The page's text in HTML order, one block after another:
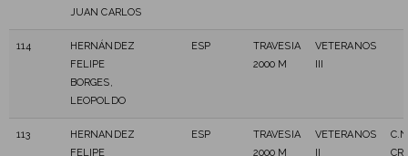
JUAN CARLOS
114
HERNÁNDEZ
FELIPE
BORGES,
LEOPOLDO
ESP
TRAVESIA
2000 M
VETERANOS
113
HERNANDEZ
FELIPE
ESP
TRAVESIA
2000 M
VETERANOS